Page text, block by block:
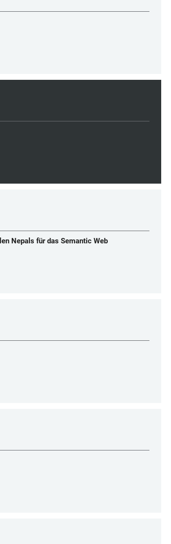
Nepals für das Semantic Web